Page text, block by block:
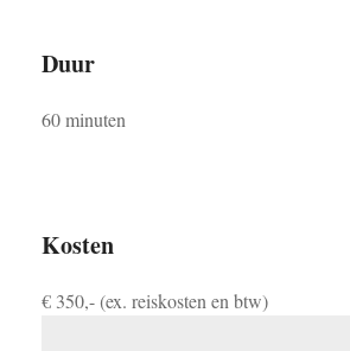
Duur
60 minuten
Kosten
€ 350,- (ex. reiskosten en btw)